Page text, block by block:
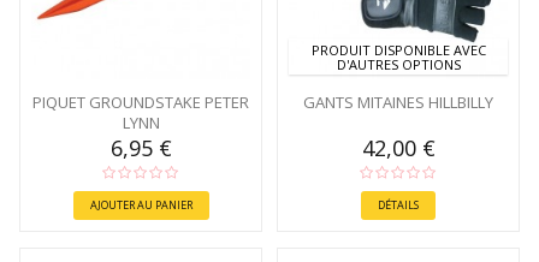
PIQUET GROUNDSTAKE PETER
LYNN
6,95 €
AJOUTER AU PANIER
PRODUIT DISPONIBLE AVEC
D'AUTRES OPTIONS
GANTS MITAINES HILLBILLY
42,00 €
DÉTAILS